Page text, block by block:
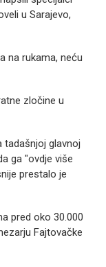
u Sarajevo,
na rukama, neću
zločine u
tadašnjoj glavnoj
ga "ovdje više
prestalo je
pred oko 30.000
Fajtovačke